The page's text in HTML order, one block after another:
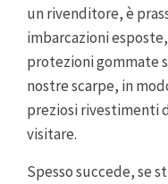
un rivenditore, è
imbarcazioni
protezioni gommate
nostre scarpe, in
preziosi rivestimenti
visitare.
Spesso succede, se